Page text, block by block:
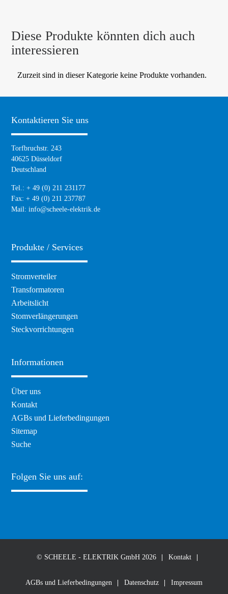
Diese Produkte könnten dich auch
interessieren
Zurzeit sind in dieser Kategorie keine Produkte vorhanden.
Kontaktieren Sie uns
Torfbruchstr. 243
40625 Düsseldorf
Deutschland
Tel.: + 49 (0) 211 231177
Fax: + 49 (0) 211 237787
Mail:info@scheele-elektrik.de
Produkte / Services
Navigation
überspringen
Stromverteiler
Transformatoren
Arbeitslicht
Stomverlängerungen
Steckvorrichtungen
Informationen
Navigation
überspringen
Über uns
Kontakt
AGBs und Lieferbedingungen
Sitemap
Suche
Folgen Sie uns auf:
© SCHEELE - ELEKTRIK GmbH 2026 Kontakt
AGBs und Lieferbedingungen Datenschutz Impressum